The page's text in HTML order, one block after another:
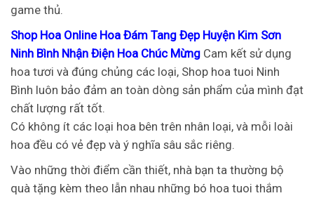
game thủ.
Shop Hoa Online Hoa Đám Tang Đẹp Huyện Kim Sơn
Ninh Bình Nhận Điện Hoa Chúc Mừng Cam kết sử dụng
hoa tươi và đúng chủng các loại, Shop hoa tuoi Ninh
Bình luôn bảo đảm an toàn dòng sản phẩm của mình đạt
chất lượng rất tốt.
Có không ít các loại hoa bên trên nhân loại, và mỗi loài
hoa đều có vẻ đẹp và ý nghĩa sâu sắc riêng.
Vào những thời điểm cần thiết, nhà bạn ta thường bộ
quà tặng kèm theo lẫn nhau những bó hoa tuoi thắm